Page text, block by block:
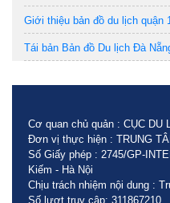
Giới thiệu bản đồ du lịch quận
Tái bản Bản đồ Du lịch Đà
Cơ quan chủ quản : CỤC DU
Đơn vị thực hiện : TRUNG
Số Giấy phép : 2745/GP-
Kiếm - Hà Nội
Chịu trách nhiệm nội dung :
Số lượt truy cập: 311867210